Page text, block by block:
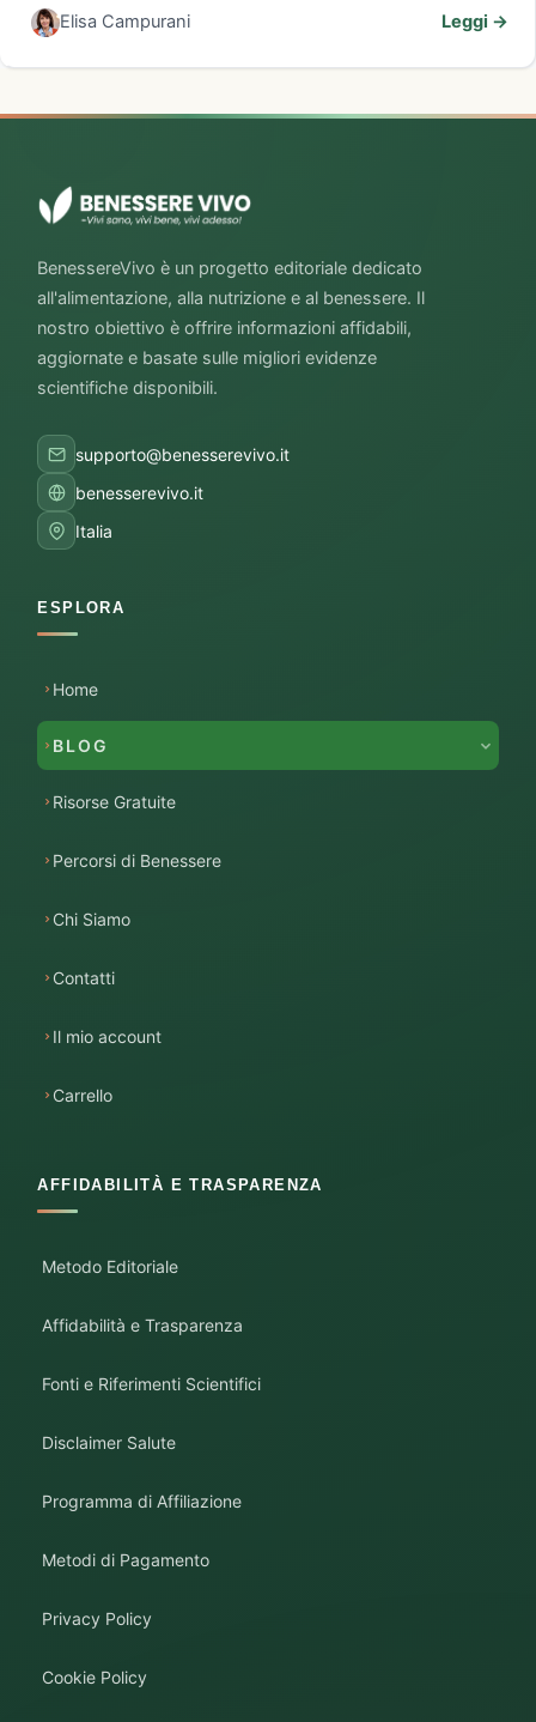
Elisa Campurani Leggi →
BenessereVivo è un progetto editoriale dedicato
all'alimentazione, alla nutrizione e al benessere. Il
nostro obiettivo è offrire informazioni affidabili,
aggiornate e basate sulle migliori evidenze
scientifiche disponibili.
supporto@benesserevivo.it
benesserevivo.it
Italia
ESPLORA
Home
BLOG
Risorse Gratuite
Percorsi di Benessere
Chi Siamo
Contatti
Il mio account
Carrello
AFFIDABILITÀ E TRASPARENZA
Metodo Editoriale
Affidabilità e Trasparenza
Fonti e Riferimenti Scientifici
Disclaimer Salute
Programma di Affiliazione
Metodi di Pagamento
Privacy Policy
Cookie Policy